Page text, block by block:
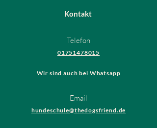
Kontakt
Telefon
01751478015
Wir sind auch bei Whatsapp
Email
hundeschule@thedogsfriend.de